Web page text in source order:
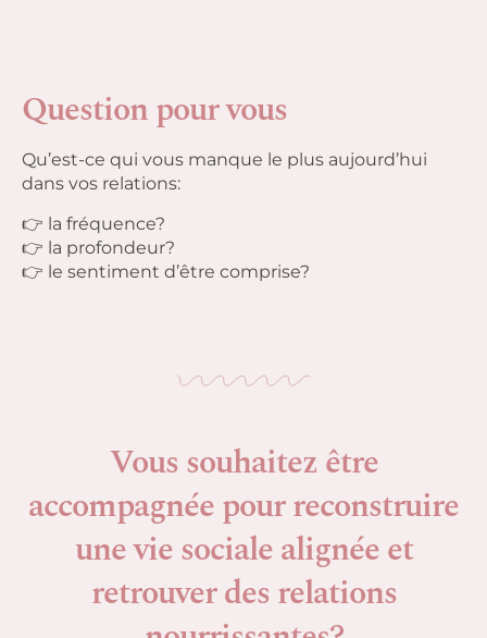
Question pour vous
Qu’est-ce qui vous manque le plus aujourd’hui
dans vos relations:
👉 la fréquence?
👉 la profondeur?
👉 le sentiment d’être comprise?
Vous souhaitez être
accompagnée pour reconstruire
une vie sociale alignée et
retrouver des relations